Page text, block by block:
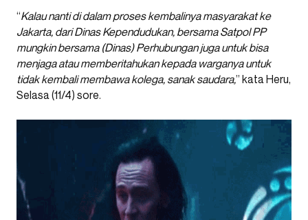
“Kalau nanti di dalam proses kembalinya masyarakat ke
Jakarta, dari Dinas Kependudukan, bersama Satpol PP
mungkin bersama (Dinas) Perhubungan juga untuk bisa
menjaga atau memberitahukan kepada warganya untuk
tidak kembali membawa kolega, sanak saudara,” kata Heru,
Selasa (11/4) sore.